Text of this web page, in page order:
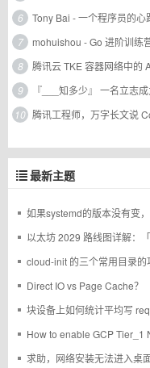
6
Tony Bai - 一个程序员的心
7
mohuishou - Go 进阶训练
8
腾讯云 TKE 容器网络中的
9
『___知多少』 一名立志
10 腾讯工程师，万字长文说
最新主题
如果systemd的版本没有变，我
以太坊 2029 路线图详解：
cloud-init 的三个常用目录的
Direct IO vs Page Cache？
块设备上如何统计平均写
How to enable GCP Tier_1
求助，网络安装无法进入桌